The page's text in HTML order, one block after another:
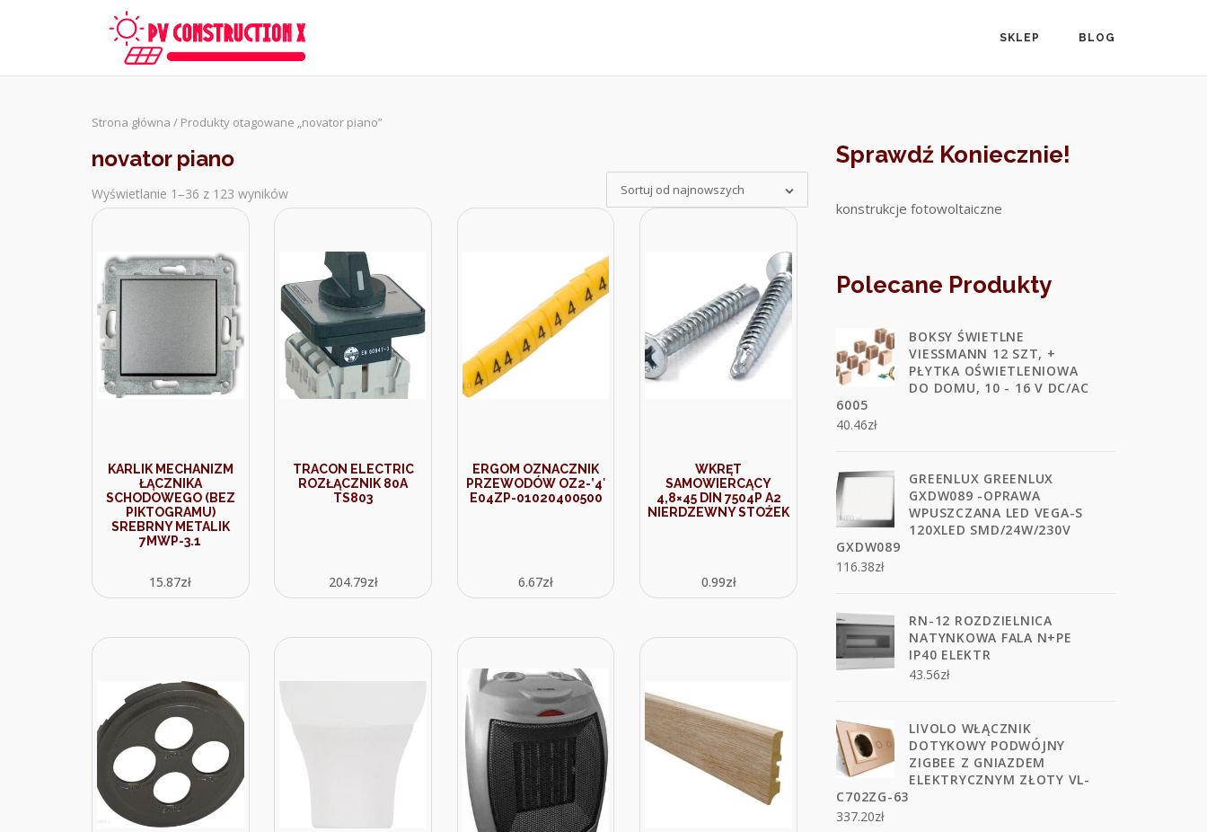
SKLEP BLOG
Strona główna / Produkty otagowane „novator piano”
novator piano
Wyświetlanie 1–36 z 123 wyników
Sorted
latest
Sortuj od najnowszych
KARLIK MECHANIZM
ŁĄCZNIKA
SCHODOWEGO (BEZ
PIKTOGRAMU)
SREBRNY METALIK
7MWP-3.1
15.87zł
TRACON ELECTRIC
ROZŁĄCZNIK 80A
TS803
204.79zł
ERGOM OZNACZNIK
PRZEWODÓW OZ2-’4′
E04ZP-01020400500
6.67zł
WKRĘT
SAMOWIERCĄCY
4,8×45 DIN 7504P A2
NIERDZEWNY STOŻEK
0.99zł
Sprawdź Koniecznie!
konstrukcje fotowoltaiczne
Polecane Produkty
BOKSY ŚWIETLNE
VIESSMANN 12 SZT, +
PŁYTKA OŚWIETLENIOWA
DO DOMU, 10 - 16 V DC/AC
6005
40.46zł
GREENLUX GREENLUX
GXDW089 -OPRAWA
WPUSZCZANA LED VEGA-S
120XLED SMD/24W/230V
GXDW089
116.38zł
RN-12 ROZDZIELNICA
NATYNKOWA FALA N+PE
IP40 ELEKTR
43.56zł
LIVOLO WŁĄCZNIK
DOTYKOWY PODWÓJNY
ZIGBEE Z GNIAZDEM
ELEKTRYCZNYM ZŁOTY VL-
C702ZG-63
337.20zł